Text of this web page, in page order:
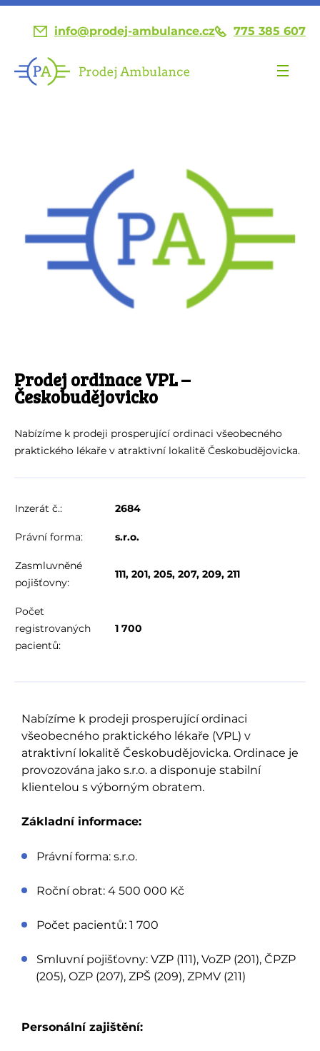
info@prodej-ambulance.cz 775 385 607
Prodej ordinace VPL –
Českobudějovicko
Nabízíme k prodeji prosperující ordinaci všeobecného
praktického lékaře v atraktivní lokalitě Českobudějovicka.
Inzerát č.: 2684
Právní forma: s.r.o.
Zasmluvněné
pojišťovny:
111, 201, 205, 207, 209, 211
Počet
registrovaných
pacientů:
1 700
Nabízíme k prodeji prosperující ordinaci
všeobecného praktického lékaře (VPL) v
atraktivní lokalitě Českobudějovicka. Ordinace je
provozována jako s.r.o. a disponuje stabilní
klientelou s výborným obratem.
Základní informace:
Právní forma: s.r.o.
Roční obrat: 4 500 000 Kč
Počet pacientů: 1 700
Smluvní pojišťovny: VZP (111), VoZP (201), ČPZP
(205), OZP (207), ZPŠ (209), ZPMV (211)
Personální zajištění: